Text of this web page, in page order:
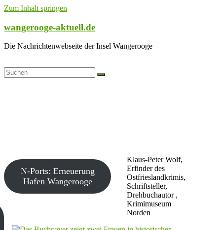
Zum Inhalt springen
wangerooge-aktuell.de
Die Nachrichtenwebseite der Insel Wangerooge
Klaus-Peter Wolf,
Erfinder des
Ostfrieslandkrimis,
Schriftsteller,
Drehbuchautor ,
Krimimuseum
Norden
N-Ports: Erneuerung
Hafen Wangerooge